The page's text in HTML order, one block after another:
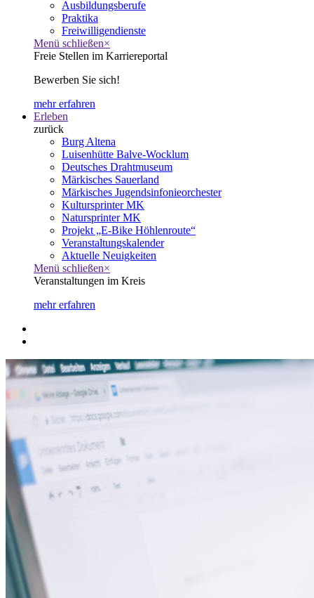
Ausbildungsberufe
Praktika
Freiwilligendienste
Menü schließen×
Freie Stellen im Karriereportal
Bewerben Sie sich!
mehr erfahren
Erleben
zurück
Burg Altena
Luisenhütte Balve-Wocklum
Deutsches Drahtmuseum
Märkisches Sauerland
Märkisches Jugendsinfonieorchester
Kultursprinter MK
Natursprinter MK
Projekt „E-Bike Höhlenroute“
Veranstaltungskalender
Aktuelle Neuigkeiten
Menü schließen×
Veranstaltungen im Kreis
mehr erfahren